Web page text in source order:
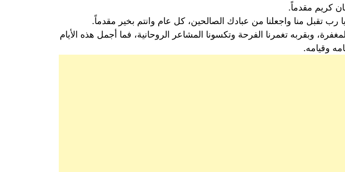
كريم مقدماً.
يا رب تقبل منا واجعلنا من عبادك الصالحين، كل عام وانتم بخير مقدماً.
وبقربه تغمرنا الفرحة وتكسونا المشاعر الروحانية، فما أجمل هذه الأيام
وقيامه.